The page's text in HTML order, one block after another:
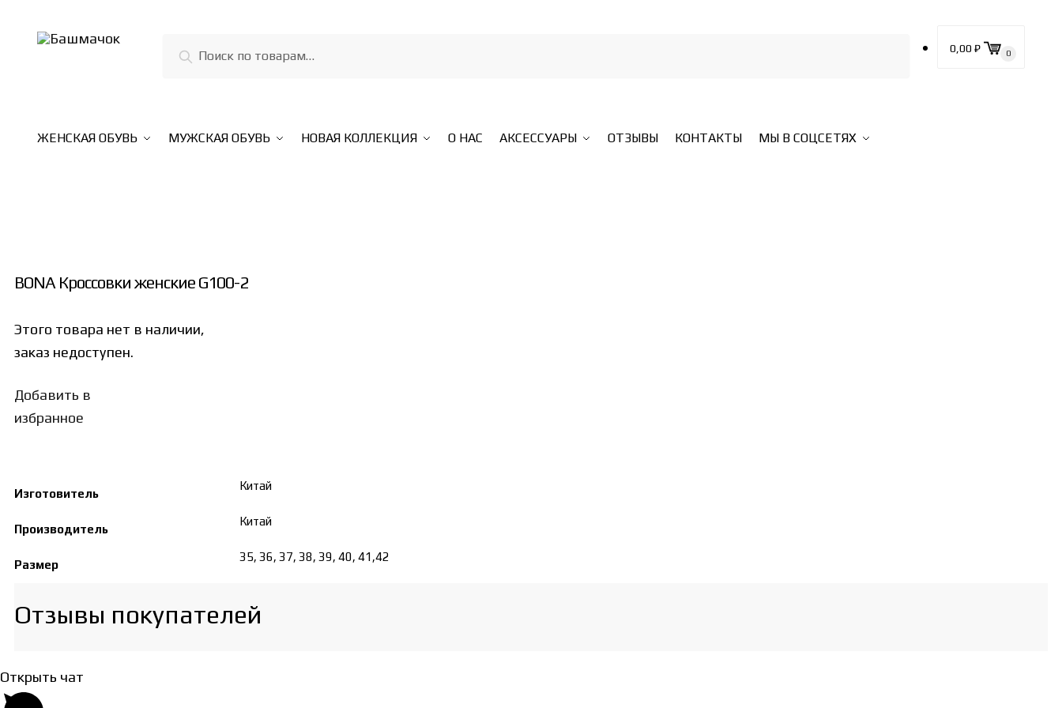
Поиск 0,00 ₽ 0
ЖЕНСКАЯ ОБУВЬ МУЖСКАЯ ОБУВЬ НОВАЯ КОЛЛЕКЦИЯ О НАС АКСЕССУАРЫ ОТЗЫВЫ КОНТАКТЫ МЫ В СОЦСЕТЯХ
BONA Кроссовки женские G100-2
Этого товара нет в наличии,
заказ недоступен.
Добавить в
избранное
Изготовитель
Китай
Производитель
Китай
Размер
35, 36, 37, 38, 39, 40, 41,42
Отзывы покупателей​
Открыть чат